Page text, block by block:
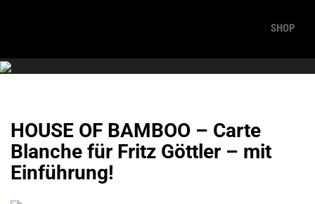
SHOP
HOUSE OF BAMBOO – Carte
Blanche für Fritz Göttler – mit
Einführung!